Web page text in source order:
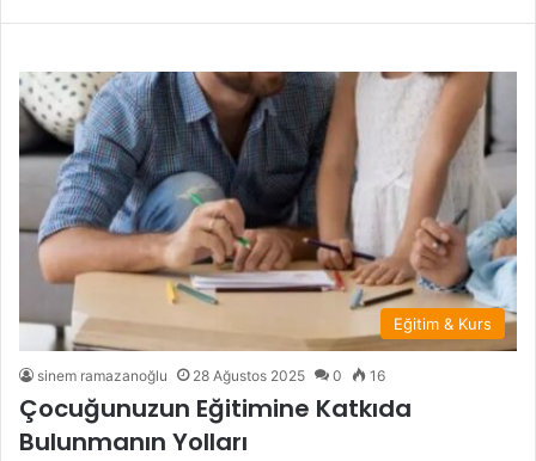
Eğitim & Kurs
sinem ramazanoğlu 28 Ağustos 2025 0 16
Çocuğunuzun Eğitimine Katkıda
Bulunmanın Yolları